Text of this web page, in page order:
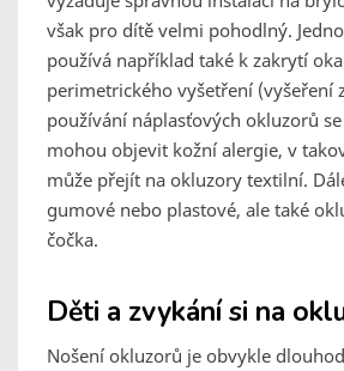
však pro dítě velmi pohodlný.
používá například také k zakrytí
perimetrického vyšetření (vyšeření
používání náplasťových okluzorů
mohou objevit kožní alergie, v
může přejít na okluzory textilní.
gumové nebo plastové, ale také
čočka.
Děti a zvykání si na
Nošení okluzorů je obvykle